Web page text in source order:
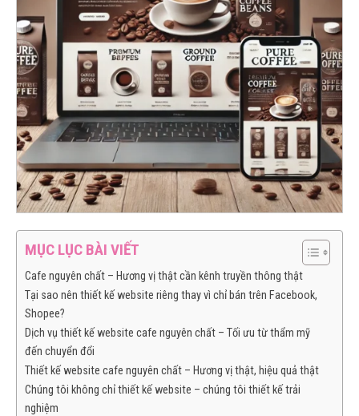
MỤC LỤC BÀI VIẾT
Cafe nguyên chất – Hương vị thật cần kênh truyền thông thật
Tại sao nên thiết kế website riêng thay vì chỉ bán trên Facebook,
Shopee?
Dịch vụ thiết kế website cafe nguyên chất – Tối ưu từ thẩm mỹ
đến chuyển đổi
Thiết kế website cafe nguyên chất – Hương vị thật, hiệu quả thật
Chúng tôi không chỉ thiết kế website – chúng tôi thiết kế trải
nghiệm